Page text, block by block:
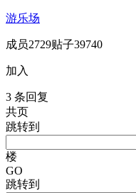
游乐场
成员2729贴子39740
加入
3 条回复
共页
跳转到
楼
GO
跳转到